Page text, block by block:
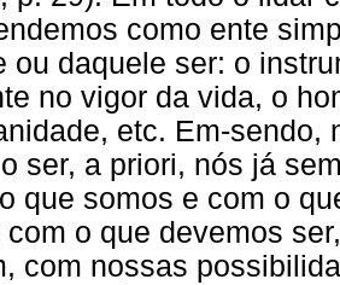
como ente
ou daquele ser: o
no vigor da vida, o
etc. Em-sendo,
ser, a priori, nós já
que somos e com o
com o que devemos
com nossas